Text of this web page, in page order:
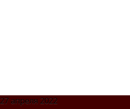
27 апреля 2022